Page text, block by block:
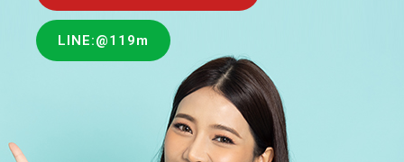
LINE:@119m